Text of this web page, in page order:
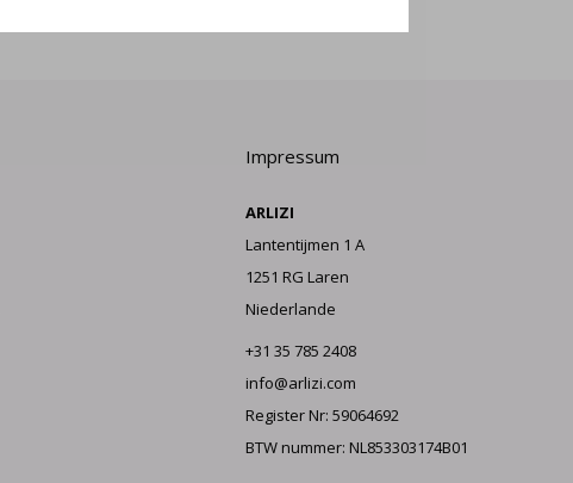
Impressum
ARLIZI
Lantentijmen 1 A
1251 RG Laren
Niederlande
+31 35 785 2408
info@arlizi.com
Register Nr: 59064692
BTW nummer: NL853303174B01